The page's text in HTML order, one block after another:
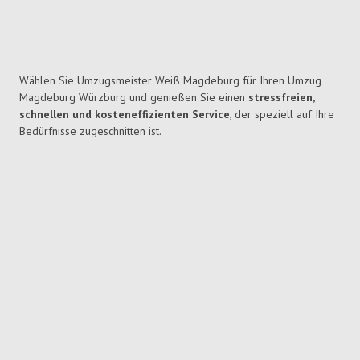
Wählen Sie Umzugsmeister Weiß Magdeburg für Ihren Umzug
Magdeburg Würzburg und genießen Sie einen stressfreien,
schnellen und kosteneffizienten Service, der speziell auf Ihre
Bedürfnisse zugeschnitten ist.